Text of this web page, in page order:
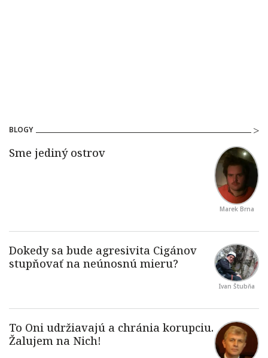
BLOGY
Marek Brna
Ivan Štubňa